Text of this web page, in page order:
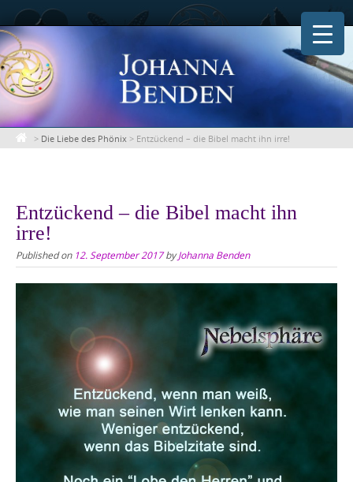
Skip
to
content
> Die Liebe des Phönix > Entzückend – die Bibel macht ihn irre!
Entzückend – die Bibel macht ihn
irre!
Published on 12. September 2017byJohanna Benden